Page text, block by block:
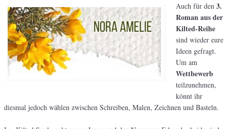
Auch für den 3.
Roman aus der
Kilted-Reihe
sind wieder eure
Ideen gefragt.
Um am
Wettbewerb
teilzunehmen,
könnt ihr
diesmal jedoch wählen zwischen Schreiben, Malen, Zeichnen und Basteln.